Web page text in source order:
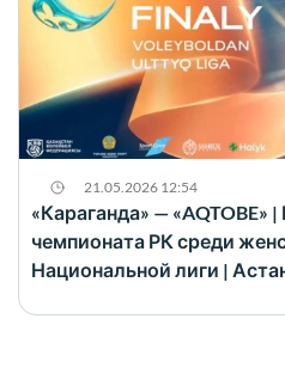
21.05.2026 12:54
«Караганда» —
чемпионата РК среди
Национальной лиги |